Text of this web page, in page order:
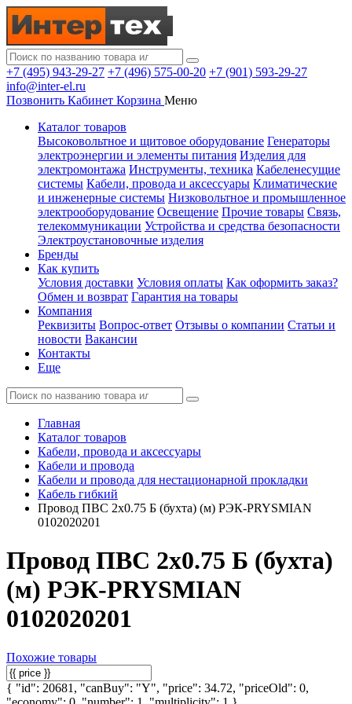
+7 (495) 943-29-27 +7 (496) 575-00-20 +7 (901) 593-29-27
info@inter-el.ru
Позвонить Кабинет Корзина Меню
Каталог товаров
Высоковольтное и щитовое оборудование Генераторы
электроэнергии и элементы питания Изделия для
электромонтажа Инструменты, техника Кабеленесущие
системы Кабели, провода и аксессуары Климатические
и инженерные системы Низковольтное и промышленное
электрооборудование Освещение Прочие товары Связь,
телекоммуникации Устройства и средства безопасности
Электроустановочные изделия
Бренды
Как купить
Условия доставки Условия оплаты Как оформить заказ?
Обмен и возврат Гарантия на товары
Компания
Реквизиты Вопрос-ответ Отзывы о компании Статьи и
новости Вакансии
Контакты
Еще
Главная
Каталог товаров
Кабели, провода и аксессуары
Кабели и провода
Кабели и провода для нестационарной прокладки
Кабель гибкий
Провод ПВС 2х0.75 Б (бухта) (м) РЭК-PRYSMIAN
0102020201
Провод ПВС 2х0.75 Б (бухта)
(м) РЭК-PRYSMIAN
0102020201
Похожие товары
{ "id": 20681, "canBuy": "Y", "price": 34.72, "priceOld": 0,